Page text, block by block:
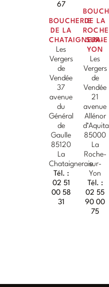
67
BOUCHERIE
DE LA
CHATAIGNERAIE
Les
Vergers
de
Vendée
37
avenue
du
Général
de
Gaulle
85120
La
Chataigneraie
Tél. :
02 51
00 58
31
DE LA
SUR-
YON
Les
Vergers
de
Vendée
21
avenue
Allénor
85000
La
Roche-
sur-
Yon
Tél. :
02 55
90 00
75